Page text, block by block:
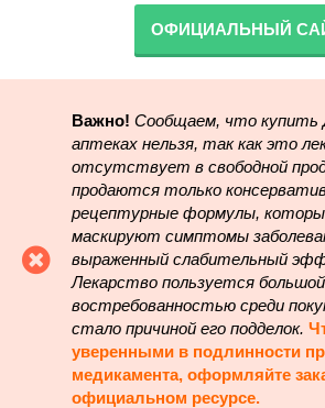
ОФИЦИАЛЬНЫЙ
Важно! Сообщаем, что купить
аптеках нельзя, так как это
отсутствует в свободной
продаются только
рецептурные формулы,
маскируют симптомы
выраженный слабительный
Лекарство пользуется большой
востребованностью среди
стало причиной его подделок.
уверенными в подлинности
медикамента, оформляйте
официальном ресурсе.